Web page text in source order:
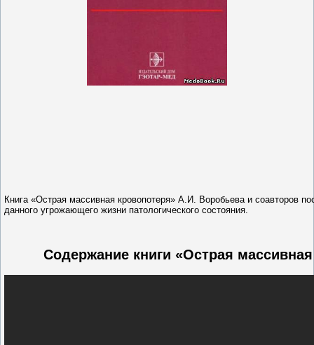
Книга «Острая массивная кровопотеря» А.И. Воробьева и соавторов
данного угрожающего жизни патологического состояния.
Содержание книги «Острая